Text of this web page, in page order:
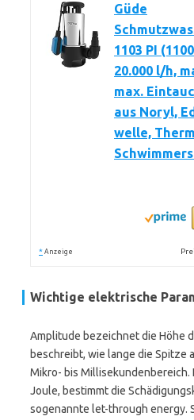
Güde
1103 PI
20.000 l/h,
max.
aus Noryl,
welle,
* Anzeige
Wichtige elektrische
Amplitude bezeichnet die Höhe
beschreibt, wie lange die Spitze
Mikro- bis Millisekundenbereich.
Joule, bestimmt die
sogenannte let-through energy.